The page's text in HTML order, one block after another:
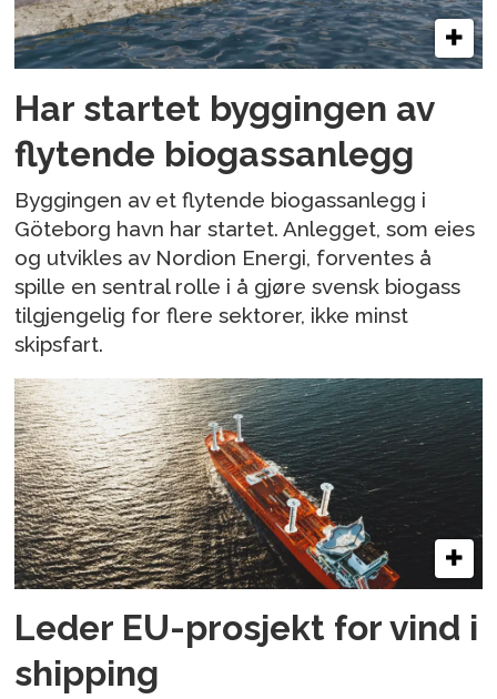
Har startet byggingen av
flytende biogassanlegg
Byggingen av et flytende biogassanlegg i
Göteborg havn har startet. Anlegget, som eies
og utvikles av Nordion Energi, forventes å
spille en sentral rolle i å gjøre svensk biogass
tilgjengelig for flere sektorer, ikke minst
skipsfart.
Leder EU-prosjekt for vind i
shipping